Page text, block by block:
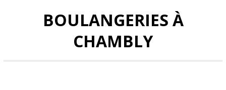
BOULANGERIES À
CHAMBLY